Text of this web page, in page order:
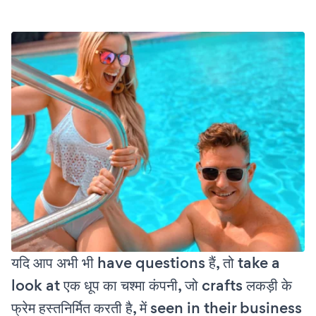
यदि आप अभी भी have questions हैं, तो take a
look at एक धूप का चश्मा कंपनी, जो crafts लकड़ी के
फ्रेम हस्तनिर्मित करती है, में seen in their business